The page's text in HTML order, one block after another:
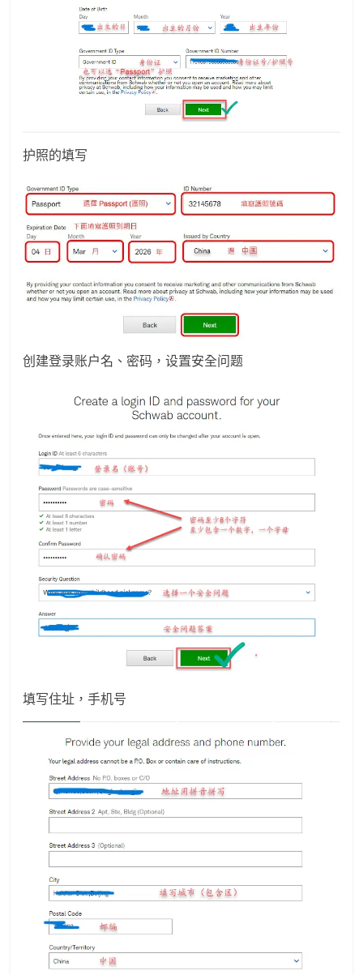
护照的填写
创建登录账户名、密码，设置安全问题
填写住址，手机号